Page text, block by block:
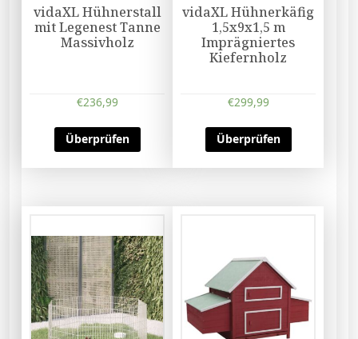
vidaXL Hühnerstall
mit Legenest Tanne
Massivholz
€236,99
Überprüfen
vidaXL Hühnerkäfig
1,5x9x1,5 m
Imprägniertes
Kiefernholz
€299,99
Überprüfen